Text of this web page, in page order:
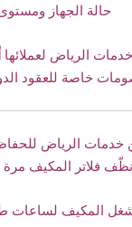
حالة الجهاز
الرياض لعملائها
خاصة للعقود
خدمات الرياض
نظّف فلاتر المكيف
المكيف لساعات